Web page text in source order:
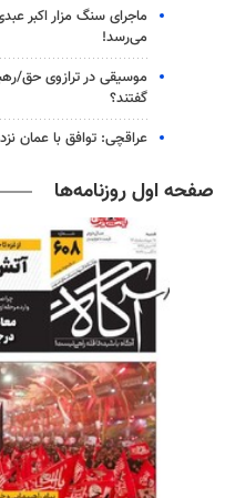
ماجرای سنگ مزار اکبر
می‌رسد!
موسیقی در ترازوی حق/
گفتند؟
عراقچی: توافق با عمان نزدیک است/
صفحه اول روزنامه‌ها